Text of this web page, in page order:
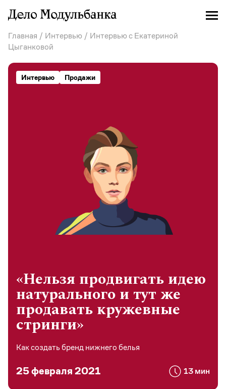
Главная / Интервью / Интервью с Екатериной
Цыганковой
Интервью Продажи
«Нельзя продвигать идею
натурального и тут же
продавать кружевные
стринги»
Как создать бренд нижнего белья
25 февраля 2021 13 мин